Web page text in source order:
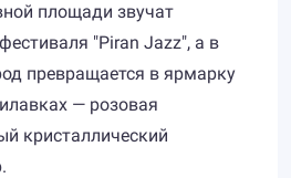
площади звучат
"Piran Jazz", а в
превращается в ярмарку
— розовая
кристаллический